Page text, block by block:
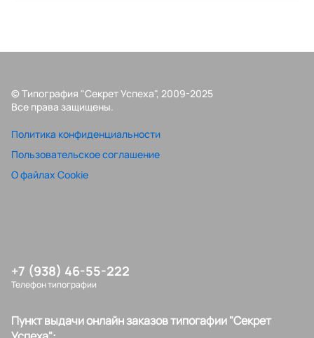
© Типография "Секрет Успеха", 2009-2025
Все права защищены.
Политика конфиденциальности
Пользовательское соглашение
О файлах Cookie
+7 (938) 46-55-222
Телефон типографии
Пункт выдачи онлайн заказов типогафии "Секрет